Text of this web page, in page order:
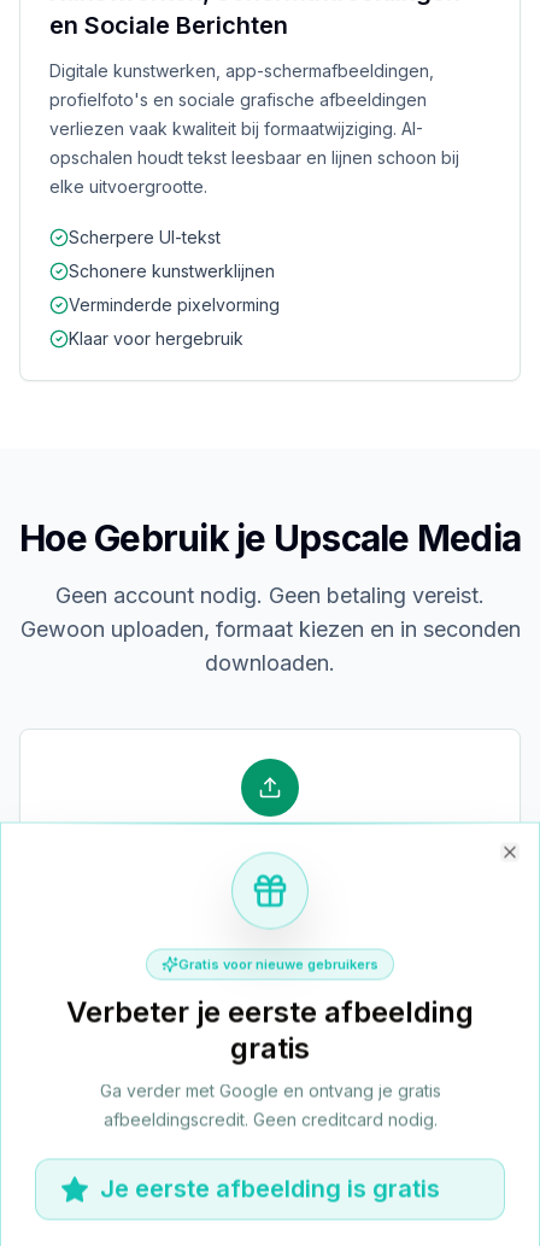
en Sociale Berichten
Digitale kunstwerken, app-schermafbeeldingen,
profielfoto's en sociale grafische afbeeldingen
verliezen vaak kwaliteit bij formaatwijziging. AI-
opschalen houdt tekst leesbaar en lijnen schoon bij
elke uitvoergrootte.
Scherpere UI-tekst
Schonere kunstwerklijnen
Verminderde pixelvorming
Klaar voor hergebruik
Hoe Gebruik je Upscale Media
Geen account nodig. Geen betaling vereist.
Gewoon uploaden, formaat kiezen en in seconden
downloaden.
1. Upload Je Afbeelding
Sleep een JPG-, PNG- of WebP-bestand naar het veld.
Je kunt een enkele afbeelding uploaden of meerdere
tegelijk in de wachtrij zetten voor batchverwerking.
2. Kies Je Uitvoergrootte
Kies 2x, 4x, 6x of 8x vergroting, afhankelijk van hoe
Gratis voor nieuwe gebruikers
Verbeter je eerste afbeelding
gratis
Ga verder met Google en ontvang je gratis
afbeeldingscredit. Geen creditcard nodig.
Je eerste afbeelding is gratis